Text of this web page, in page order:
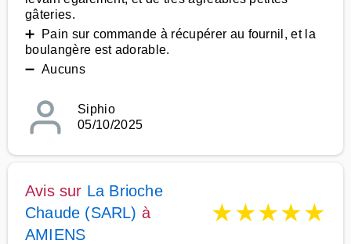
gâteries.
➕ Pain sur commande à récupérer au fournil, et la
boulangère est adorable.
➖ Aucuns
Siphio
05/10/2025
Avis sur La Brioche
Chaude (SARL) à
AMIENS
★★★★★